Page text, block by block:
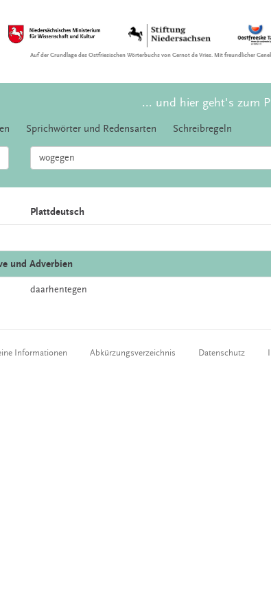
Auf der Grundlage des Ostfriesischen Wörterbuchs von Gernot de Vries. Mit freundlicher
... und hier geht's zum
Sprichwörter und Redensarten Schreibregeln
Plattdeutsch
und Adverbien
daarhentegen
Informationen Abkürzungsverzeichnis Datenschutz